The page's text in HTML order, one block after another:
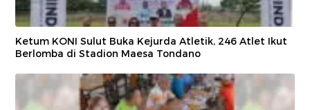
Ketum KONI Sulut Buka Kejurda Atletik, 246 Atlet Ikut
Berlomba di Stadion Maesa Tondano